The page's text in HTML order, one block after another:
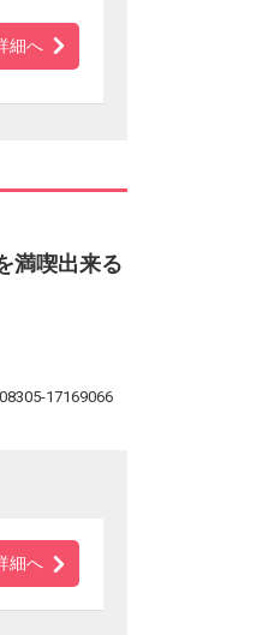
細へ
満喫出来る
17169066
細へ